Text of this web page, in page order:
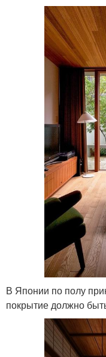
В Японии по полу
покрытие должно